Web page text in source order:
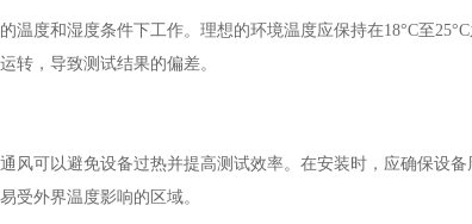
温度和湿度条件下工作。理想的环境温度应保持在18°C至
转，导致测试结果的偏差。
风可以避免设备过热并提高测试效率。在安装时，应确保设
受外界温度影响的区域。